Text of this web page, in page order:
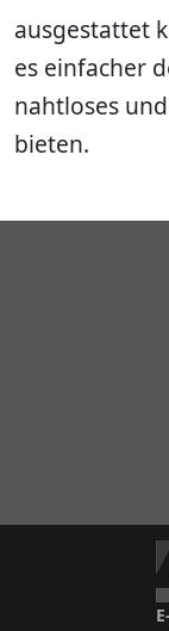
ausgestattet
es einfacher
nahtloses
bieten.